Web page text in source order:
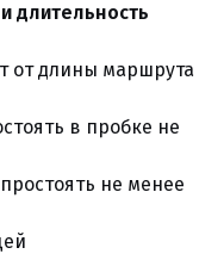
длительность
от длины маршрута
в пробке не
не менее